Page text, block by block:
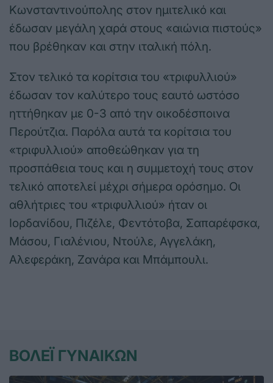
Κωνσταντινούπολης στον ημιτελικό και
έδωσαν μεγάλη χαρά στους «αιώνια πιστούς»
που βρέθηκαν και στην ιταλική πόλη.
Στον τελικό τα κορίτσια του «τριφυλλιού»
έδωσαν τον καλύτερο τους εαυτό ωστόσο
ηττήθηκαν με 0-3 από την οικοδέσποινα
Περούτζια. Παρόλα αυτά τα κορίτσια του
«τριφυλλιού» αποθεώθηκαν για τη
προσπάθεια τους και η συμμετοχή τους στον
τελικό αποτελεί μέχρι σήμερα ορόσημο. Οι
αθλήτριες του «τριφυλλιού» ήταν οι
Ιορδανίδου, Πιζέλε, Φεντότοβα, Σαπαρέφσκα,
Μάσου, Γιαλένιου, Ντούλε, Αγγελάκη,
Αλεφεράκη, Ζανάρα και Μπάμπουλι.
ΒΟΛΕΪ ΓΥΝΑΙΚΩΝ